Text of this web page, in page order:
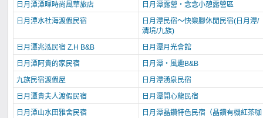
日月潭潭暉時尚風華旅店
日月潭露營‧念念小憩露營區
日月潭水社海渡假民宿
日月潭民宿～快樂腳休閒民宿(日月潭/
清境/九族)
日月潭兆泓民宿 Z.H B&B
日月潭月光會館
日月潭阿貴的家民宿
日月潭‧風趣B&B
九族民宿渡假屋
日月潭湧泉民宿
日月潭貴夫人渡假民宿
日月潭開心龍民宿
日月潭山水田雅舍民宿
日月潭晶鑽特色民宿（晶鑽有機紅茶咖